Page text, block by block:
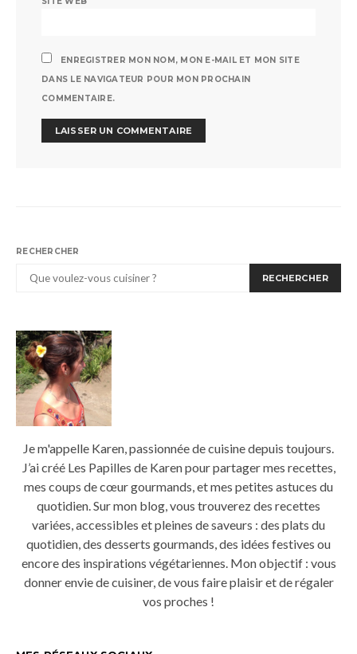
ENREGISTRER MON NOM, MON E-MAIL ET MON SITE
DANS LE NAVIGATEUR POUR MON PROCHAIN
COMMENTAIRE.
RECHERCHER
RECHERCHER
Je m'appelle Karen, passionnée de cuisine depuis toujours.
J’ai créé Les Papilles de Karen pour partager mes recettes,
mes coups de cœur gourmands, et mes petites astuces du
quotidien. Sur mon blog, vous trouverez des recettes
variées, accessibles et pleines de saveurs : des plats du
quotidien, des desserts gourmands, des idées festives ou
encore des inspirations végétariennes. Mon objectif : vous
donner envie de cuisiner, de vous faire plaisir et de régaler
vos proches !